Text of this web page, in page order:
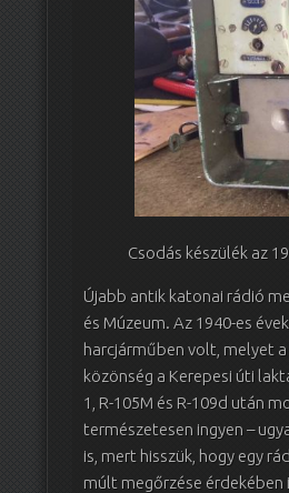
Csodás készülék az
Újabb antik katonai rádió
és Múzeum. Az 1940-es
harcjárműben volt, melyet
közönség a Kerepesi úti
1, R-105M és R-109d után
természetesen ingyen –
is, mert hisszük, hogy egy
múlt megőrzése érdekében